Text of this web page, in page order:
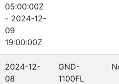
05:00:00Z
- 2024-12-
09
19:00:00Z
2024-12-
08
GND-
1100FL